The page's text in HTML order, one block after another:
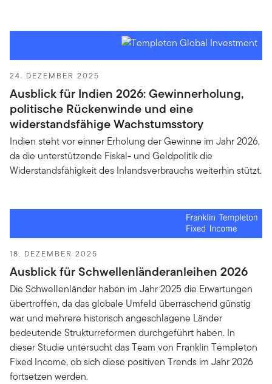
24. DEZEMBER 2025
Ausblick für Indien 2026: Gewinnerholung,
politische Rückenwinde und eine
widerstandsfähige Wachstumsstory
Indien steht vor einner Erholung der Gewinne im Jahr 2026,
da die unterstützende Fiskal- und Geldpolitik die
Widerstandsfähigkeit des Inlandsverbrauchs weiterhin stützt.
18. DEZEMBER 2025
Ausblick für Schwellenländeranleihen 2026
Die Schwellenländer haben im Jahr 2025 die Erwartungen
übertroffen, da das globale Umfeld überraschend günstig
war und mehrere historisch angeschlagene Länder
bedeutende Strukturreformen durchgeführt haben. In
dieser Studie untersucht das Team von Franklin Templeton
Fixed Income, ob sich diese positiven Trends im Jahr 2026
fortsetzen werden.